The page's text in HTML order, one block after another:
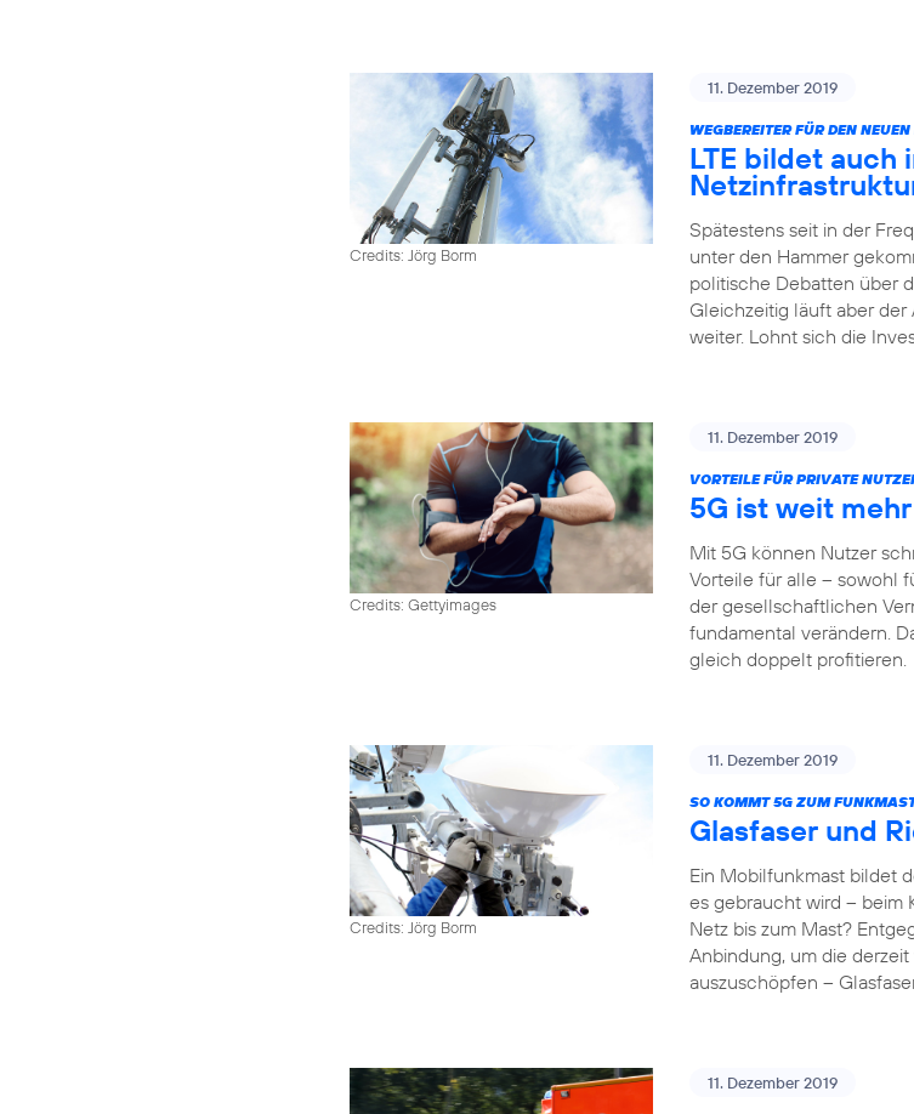
Credits: Jörg Borm
11. Dezember 2019
WEGBEREITER FÜR DEN
LTE bildet auch
Spätestens seit in der
unter den Hammer
politische Debatten über
Gleichzeitig läuft aber der
weiter. Lohnt sich die
Credits: Gettyimages
11. Dezember 2019
VORTEILE FÜR PRIVATE
5G ist weit
Mit 5G können Nutzer
Vorteile für alle – sowohl
der gesellschaftlichen
fundamental verändern.
gleich doppelt profitieren.
Credits: Jörg Borm
11. Dezember 2019
SO KOMMT 5G ZUM
Glasfaser und
Ein Mobilfunkmast bildet
es gebraucht wird – beim
Netz bis zum Mast?
Anbindung, um die
auszuschöpfen –
11. Dezember 2019